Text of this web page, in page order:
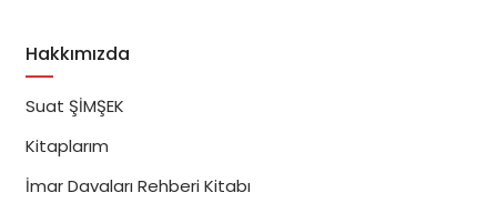
Hakkımızda
Suat ŞİMŞEK
Kitaplarım
İmar Davaları Rehberi Kitabı